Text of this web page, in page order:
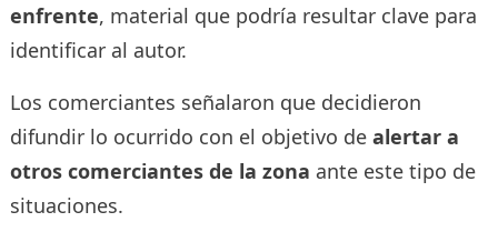
enfrente, material que podría resultar clave para
identificar al autor.
Los comerciantes señalaron que decidieron
difundir lo ocurrido con el objetivo de alertar a
otros comerciantes de la zona ante este tipo de
situaciones.